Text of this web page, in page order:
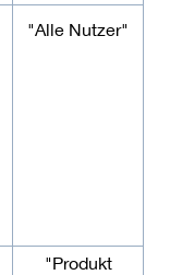
"Alle Nutzer"
"Produkt